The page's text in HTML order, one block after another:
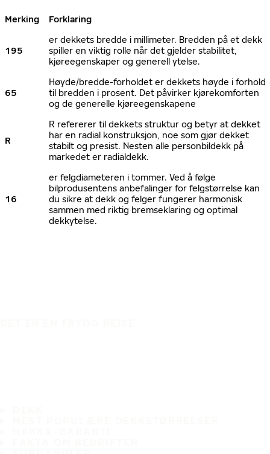
Merking Forklaring
195
er dekkets bredde i millimeter. Bredden på et dekk
spiller en viktig rolle når det gjelder stabilitet,
kjøreegenskaper og generell ytelse.
65
Høyde/bredde-forholdet er dekkets høyde i forhold
til bredden i prosent. Det påvirker kjørekomforten
og de generelle kjøreegenskapene
R
R refererer til dekkets struktur og betyr at dekket
har en radial konstruksjon, noe som gjør dekket
stabilt og presist. Nesten alle personbildekk på
markedet er radialdekk.
16
er felgdiameteren i tommer. Ved å følge
bilprodusentens anbefalinger for felgstørrelse kan
du sikre at dekk og felger fungerer harmonisk
sammen med riktig bremseklaring og optimal
dekkytelse.